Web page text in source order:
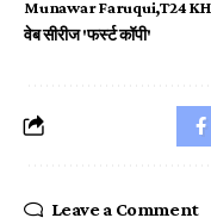
Munawar Faruqui T24
वेब सीरीज 'फर्स्ट कॉपी'
Leave a Comment